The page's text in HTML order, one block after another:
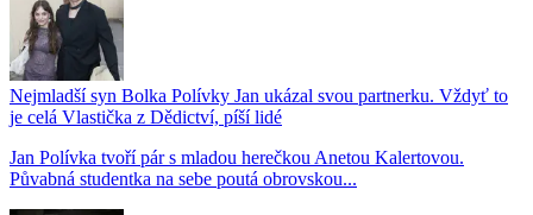
Nejmladší syn Bolka Polívky Jan ukázal svou partnerku. Vždyť to
je celá Vlastička z Dědictví, píší lidé
Jan Polívka tvoří pár s mladou herečkou Anetou Kalertovou.
Půvabná studentka na sebe poutá obrovskou...